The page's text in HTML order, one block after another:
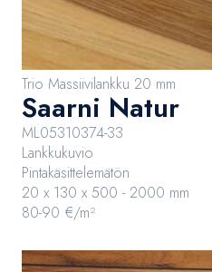
Trio Massiivilankku 20 mm
Saarni Natur
ML05310374-33
Lankkukuvio
Pintakäsittelemätön
20 x 130 x 500 - 2000 mm
80-90 €/m²